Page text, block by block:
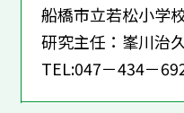
船橋市立若松小学
研究主任：峯川治久
TEL:047－434－